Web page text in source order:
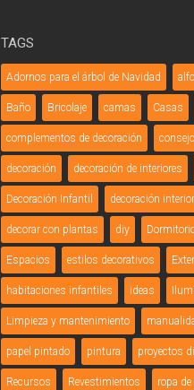
TAGS
Adornos para el árbol de Navidad
Baño Bricolaje camas Casas
complementos de decoración
decoración decoración de interiores
Decoración Infantil decoración interior
decorar con plantas diy
Espacios estilos decorativos
habitaciones infantiles ideas
Limpieza y mantenimiento
papel pintado pintura proyectos
Recursos Revestimientos ropa